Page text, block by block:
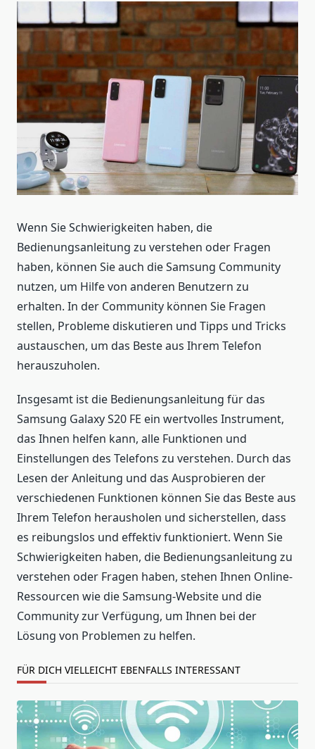
Wenn Sie Schwierigkeiten haben, die
Bedienungsanleitung zu verstehen oder Fragen
haben, können Sie auch die Samsung Community
nutzen, um Hilfe von anderen Benutzern zu
erhalten. In der Community können Sie Fragen
stellen, Probleme diskutieren und Tipps und Tricks
austauschen, um das Beste aus Ihrem Telefon
herauszuholen.
Insgesamt ist die Bedienungsanleitung für das
Samsung Galaxy S20 FE ein wertvolles Instrument,
das Ihnen helfen kann, alle Funktionen und
Einstellungen des Telefons zu verstehen. Durch das
Lesen der Anleitung und das Ausprobieren der
verschiedenen Funktionen können Sie das Beste aus
Ihrem Telefon herausholen und sicherstellen, dass
es reibungslos und effektiv funktioniert. Wenn Sie
Schwierigkeiten haben, die Bedienungsanleitung zu
verstehen oder Fragen haben, stehen Ihnen Online-
Ressourcen wie die Samsung-Website und die
Community zur Verfügung, um Ihnen bei der
Lösung von Problemen zu helfen.
FÜR DICH VIELLEICHT EBENFALLS INTERESSANT